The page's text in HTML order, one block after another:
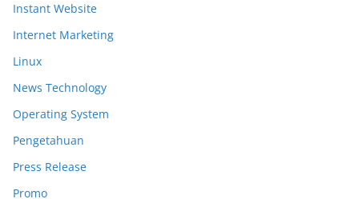
Instant Website
Internet Marketing
Linux
News Technology
Operating System
Pengetahuan
Press Release
Promo